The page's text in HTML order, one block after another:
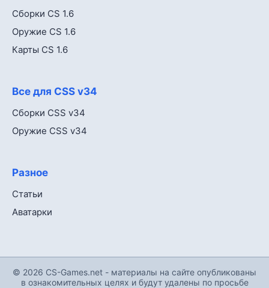
Сборки CS 1.6
Оружие CS 1.6
Карты CS 1.6
Все для CSS v34
Сборки CSS v34
Оружие CSS v34
Разное
Статьи
Аватарки
© 2026 CS-Games.net - материалы на сайте опубликованы
в ознакомительных целях и будут удалены по просьбе